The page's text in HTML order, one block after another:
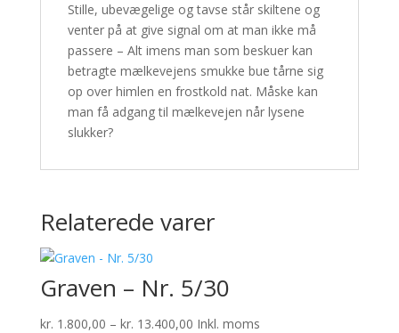
Stille, ubevægelige og tavse står skiltene og
venter på at give signal om at man ikke må
passere – Alt imens man som beskuer kan
betragte mælkevejens smukke bue tårne sig
op over himlen en frostkold nat. Måske kan
man få adgang til mælkevejen når lysene
slukker?
Relaterede varer
Graven – Nr. 5/30
kr. 1.800,00 – kr. 13.400,00Prisinterval:
Inkl. moms